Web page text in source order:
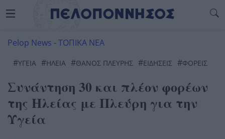
Pelop News -ΤΟΠΙΚΑ ΝΕΑ
#ΥΓΕΊΑ #ΗΛΕΊΑ #ΘΑΝΟΣ ΠΛΕΥΡΗΣ #ΕΙΔΗΣΕΙΣ #ΦΟΡΕΊΣ
Συνάντηση 30 και πλέον φορέων
της Ηλείας με Πλεύρη για την
Υγεία